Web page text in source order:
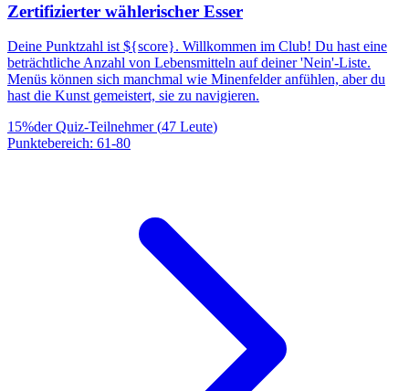
Zertifizierter wählerischer Esser
Deine Punktzahl ist ${score}. Willkommen im Club! Du hast eine
beträchtliche Anzahl von Lebensmitteln auf deiner 'Nein'-Liste.
Menüs können sich manchmal wie Minenfelder anfühlen, aber du
hast die Kunst gemeistert, sie zu navigieren.
15%der Quiz-Teilnehmer(47 Leute)
Punktebereich: 61-80